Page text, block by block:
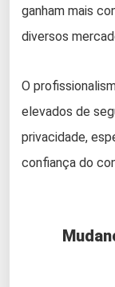
ganham mais
diversos
O
elevados de
privacidade,
confiança do